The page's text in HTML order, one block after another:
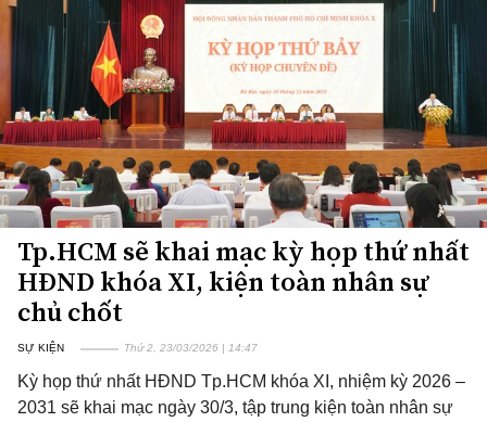
Tp.HCM sẽ khai mạc kỳ họp thứ nhất
HĐND khóa XI, kiện toàn nhân sự
chủ chốt
SỰ KIỆN Thứ 2, 23/03/2026 | 14:47
Kỳ họp thứ nhất HĐND Tp.HCM khóa XI, nhiệm kỳ 2026 –
2031 sẽ khai mạc ngày 30/3, tập trung kiện toàn nhân sự